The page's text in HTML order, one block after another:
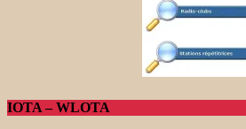
IOTA – WLOTA